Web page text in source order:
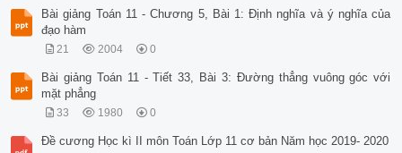
Bài giảng Toán 11 - Chương 5, Bài 1: Định nghĩa và ý nghĩa của
đạo hàm
21 2004 0
Bài giảng Toán 11 - Tiết 33, Bài 3: Đường thẳng vuông góc với
mặt phẳng
33 1980 0
Đề cương Học kì II môn Toán Lớp 11 cơ bản Năm học 2019- 2020